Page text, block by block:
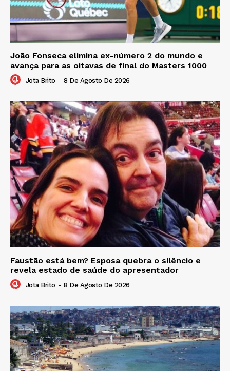
João Fonseca elimina ex-número 2 do mundo e
avança para as oitavas de final do Masters 1000
Jota Brito - 8 De Agosto De 2026
Faustão está bem? Esposa quebra o silêncio e
revela estado de saúde do apresentador
Jota Brito - 8 De Agosto De 2026